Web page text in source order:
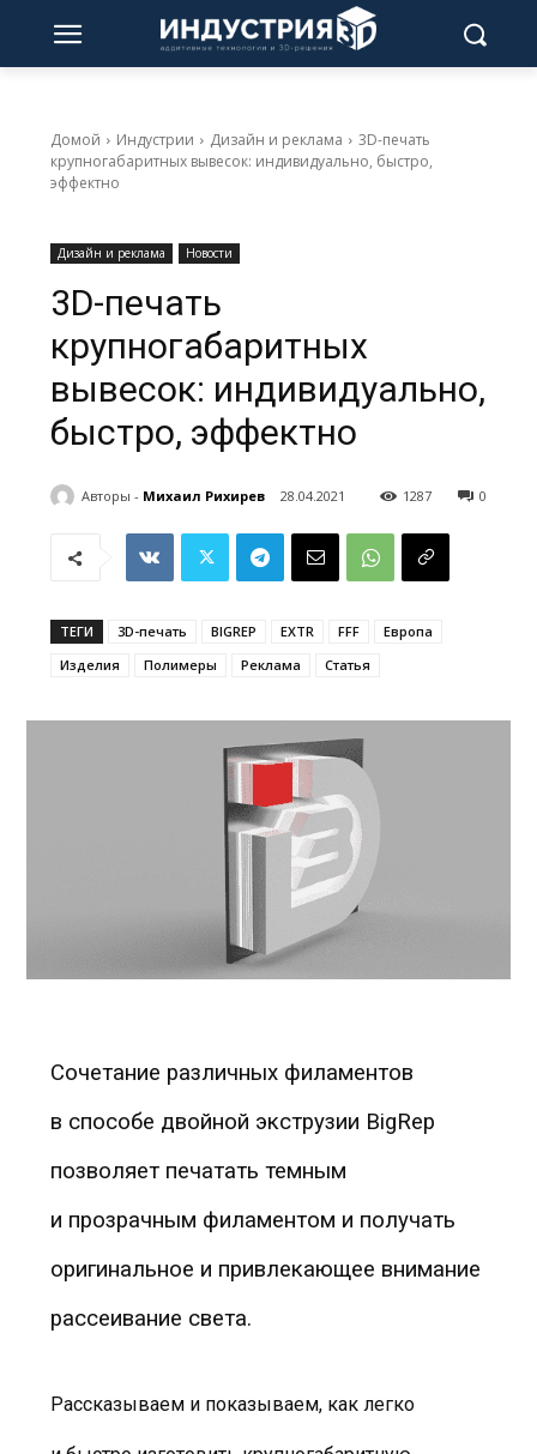
Домой Индустрии Дизайн и реклама
3D-печать
крупногабаритных вывесок: индивидуально, быстро,
эффектно
Дизайн и реклама Новости
3D-печать
крупногабаритных
вывесок: индивидуально,
быстро, эффектно
Авторы - Михаил Рихирев 28.04.2021 0
1287
ТЕГИ 3D-печать BIGREP EXTR FFF
Европа
Изделия
Полимеры Реклама Статья
Сочетание различных филаментов
в способе двойной экструзии BigRep
позволяет печатать темным
и прозрачным филаментом и получать
оригинальное и привлекающее внимание
рассеивание света.
Рассказываем и показываем, как легко